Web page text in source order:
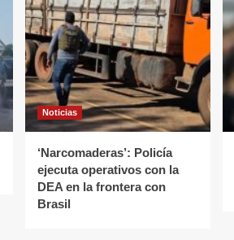
Noticias
‘Narcomaderas’: Policía
ejecuta operativos con la
DEA en la frontera con
Brasil